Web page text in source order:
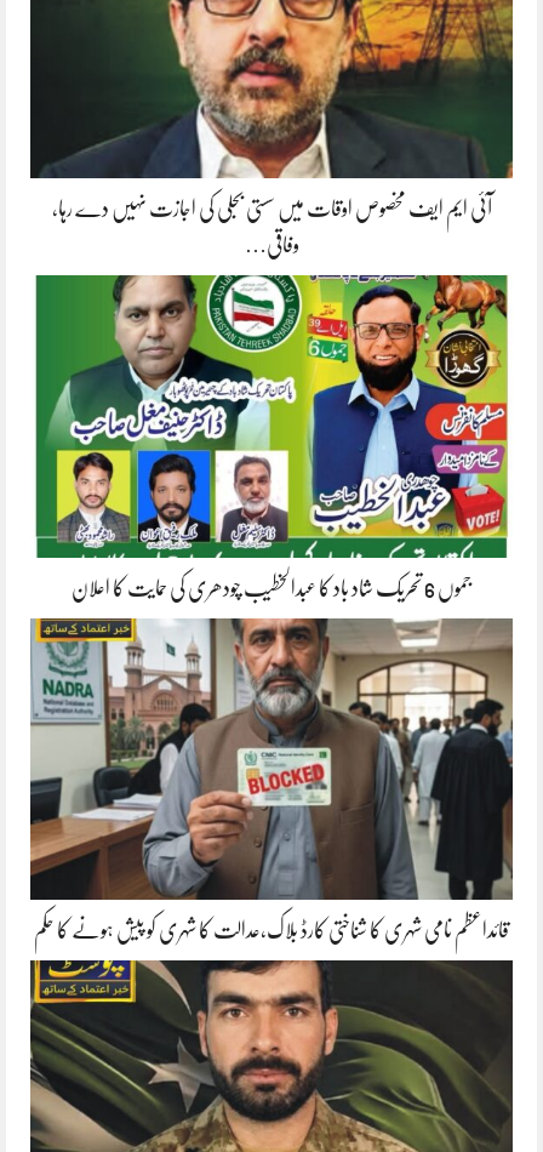
آئی ایم ایف مخصوص اوقات میں سستی بجلی کی اجازت نہیں دے رہا،
وفاقی…
جموں 6 تحریک شاد باد کا عبدالخطیب چودھری کی حمایت کا اعلان
قائداعظم نامی شہری کا شناختی کارڈ بلاک،عدالت کا شہری کو پیش ہونے کا حکم